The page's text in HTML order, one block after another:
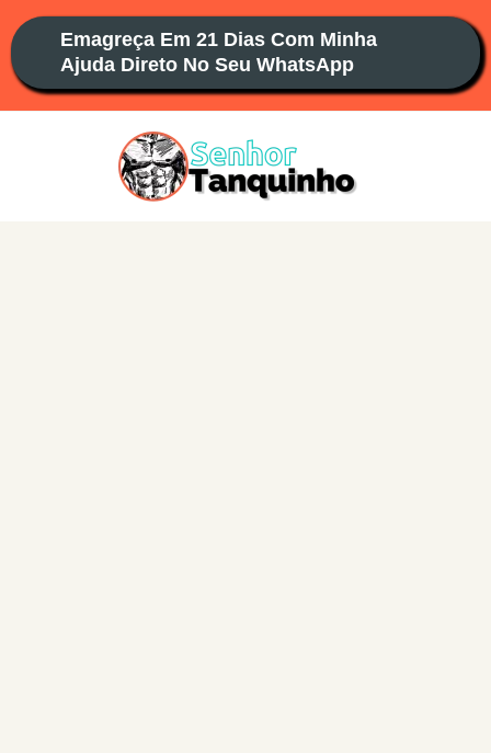
para
conteúdo
Emagreça Em 21 Dias Com Minha
Ajuda Direto No Seu WhatsApp